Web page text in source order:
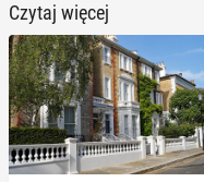
Czytaj więcej